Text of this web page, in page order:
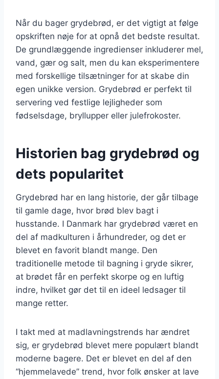
Når du bager grydebrød, er det vigtigt at følge
opskriften nøje for at opnå det bedste resultat.
De grundlæggende ingredienser inkluderer mel,
vand, gær og salt, men du kan eksperimentere
med forskellige tilsætninger for at skabe din
egen unikke version. Grydebrød er perfekt til
servering ved festlige lejligheder som
fødselsdage, bryllupper eller julefrokoster.
Historien bag grydebrød og
dets popularitet
Grydebrød har en lang historie, der går tilbage
til gamle dage, hvor brød blev bagt i
husstande. I Danmark har grydebrød været en
del af madkulturen i århundreder, og det er
blevet en favorit blandt mange. Den
traditionelle metode til bagning i gryde sikrer,
at brødet får en perfekt skorpe og en luftig
indre, hvilket gør det til en ideel ledsager til
mange retter.
I takt med at madlavningstrends har ændret
sig, er grydebrød blevet mere populært blandt
moderne bagere. Det er blevet en del af den
“hjemmelavede” trend, hvor folk ønsker at lave